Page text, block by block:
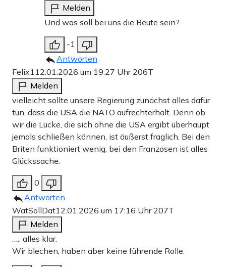
Melden
Und was soll bei uns die Beute sein?
-1
Antworten
Felix1 12.01.2026 um 19:27 Uhr 206T
Melden
vielleicht sollte unsere Regierung zunächst alles dafür
tun, dass die USA die NATO aufrechterhält. Denn ob
wir die Lücke, die sich ohne die USA ergibt überhaupt
jemals schließen können, ist äußerst fraglich. Bei den
Briten funktioniert wenig, bei den Franzosen ist alles
Glückssache.
0
Antworten
WatSollDat12.01.2026 um 17:16 Uhr 207T
Melden
….. alles klar.
Wir blechen, haben aber keine führende Rolle.